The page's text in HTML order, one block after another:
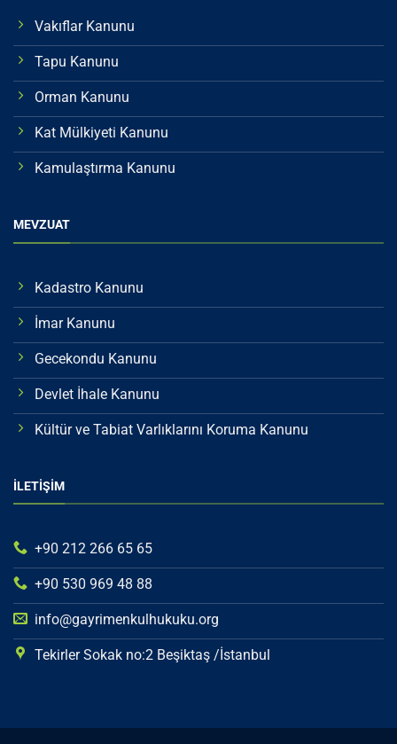
Vakıflar Kanunu
Tapu Kanunu
Orman Kanunu
Kat Mülkiyeti Kanunu
Kamulaştırma Kanunu
MEVZUAT
Kadastro Kanunu
İmar Kanunu
Gecekondu Kanunu
Devlet İhale Kanunu
Kültür ve Tabiat Varlıklarını Koruma Kanunu
İLETİŞİM
+90 212 266 65 65
+90 530 969 48 88
info@gayrimenkulhukuku.org
Tekirler Sokak no:2 Beşiktaş /İstanbul